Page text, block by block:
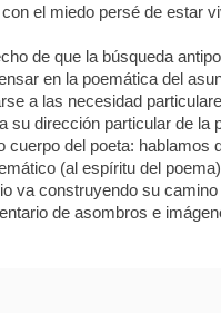
el miedo persé de estar
de que la búsqueda
en la poemática del
a las necesidad
su dirección particular de la
del poeta: hablamos
(al espíritu del
va construyendo su camino
de asombros e